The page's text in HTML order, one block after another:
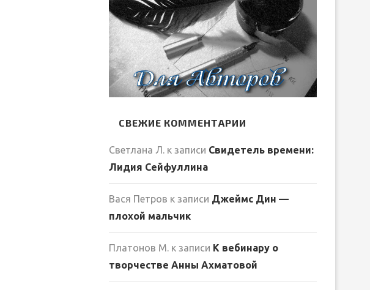
СВЕЖИЕ КОММЕНТАРИИ
Светлана Л. к записи Свидетель времени:
Лидия Сейфуллина
Вася Петров к записи Джеймс Дин —
плохой мальчик
Платонов М. к записи К вебинару о
творчестве Анны Ахматовой